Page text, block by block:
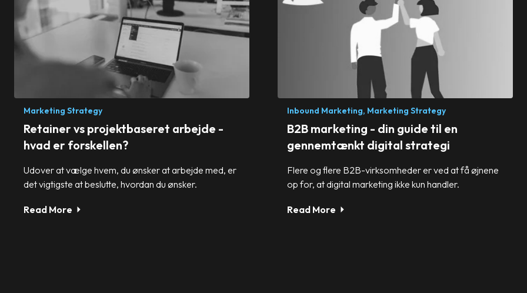
Marketing Strategy
Retainer vs projektbaseret arbejde -
hvad er forskellen?
Udover at vælge hvem, du ønsker at arbejde med, er
det vigtigste at beslutte, hvordan du ønsker.
Read More
Inbound Marketing, Marketing Strategy
B2B marketing - din guide til en
gennemtænkt digital strategi
Flere og flere B2B-virksomheder er ved at få øjnene
op for, at digital marketing ikke kun handler.
Read More